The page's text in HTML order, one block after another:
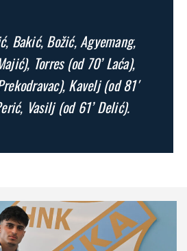
Bakić, Božić, Agyemang,
Torres (od 70’ Laća),
Kavelj (od 81′
Vasilj (od 61’ Delić).